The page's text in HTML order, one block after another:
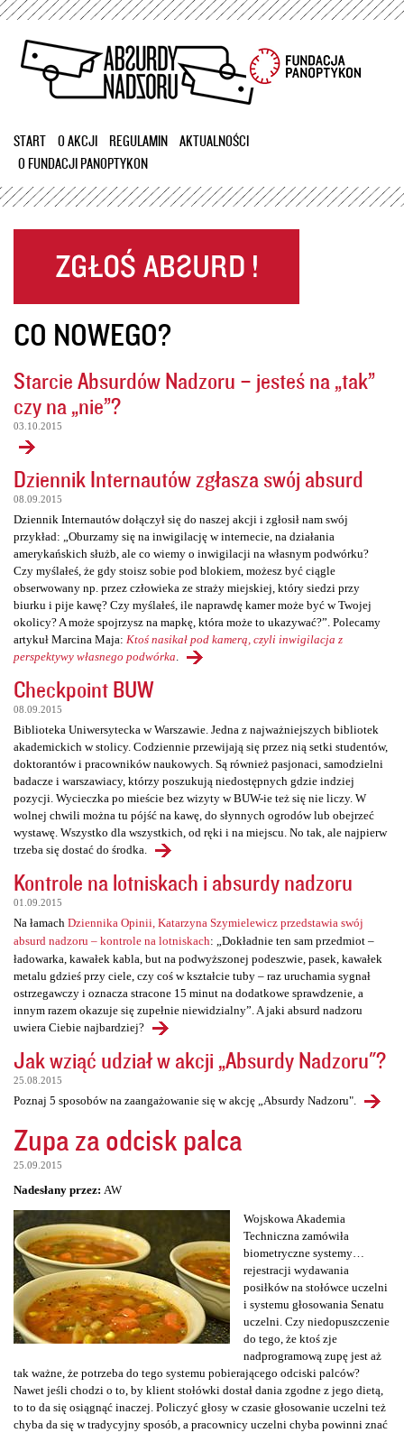
Przejdź
treści
START O AKCJI REGULAMIN
AKTUALNOŚCI
O FUNDACJI PANOPTYKON
CO NOWEGO?
Starcie Absurdów Nadzoru – jesteś na „tak”
czy na „nie”?
03.10.2015
Dziennik Internautów zgłasza swój absurd
08.09.2015
Dziennik Internautów dołączył się do naszej akcji i zgłosił nam swój
przykład: „Oburzamy się na inwigilację w internecie, na działania
amerykańskich służb, ale co wiemy o inwigilacji na własnym podwórku?
Czy myślałeś, że gdy stoisz sobie pod blokiem, możesz być ciągle
obserwowany np. przez człowieka ze straży miejskiej, który siedzi przy
biurku i pije kawę? Czy myślałeś, ile naprawdę kamer może być w Twojej
okolicy? A może spojrzysz na mapkę, która może to ukazywać?”. Polecamy
artykuł Marcina Maja: Ktoś nasikał pod kamerą, czyli inwigilacja z
perspektywy własnego podwórka
Checkpoint BUW
08.09.2015
Biblioteka Uniwersytecka w Warszawie. Jedna z najważniejszych bibliotek
akademickich w stolicy. Codziennie przewijają się przez nią setki studentów,
doktorantów i pracowników naukowych. Są również pasjonaci, samodzielni
badacze i warszawiacy, którzy poszukują niedostępnych gdzie indziej
pozycji. Wycieczka po mieście bez wizyty w BUW-ie też się nie liczy. W
wolnej chwili można tu pójść na kawę, do słynnych ogrodów lub obejrzeć
wystawę. Wszystko dla wszystkich, od ręki i na miejscu. No tak, ale najpierw
trzeba się dostać do środka.
Kontrole na lotniskach i absurdy nadzoru
01.09.2015
Na łamach Dziennika Opinii, Katarzyna Szymielewicz przedstawia swój
absurd nadzoru – kontrole na lotniskach: „Dokładnie ten sam przedmiot –
ładowarka, kawałek kabla, but na podwyższonej podeszwie, pasek, kawałek
metalu gdzieś przy ciele, czy coś w kształcie tuby – raz uruchamia sygnał
ostrzegawczy i oznacza stracone 15 minut na dodatkowe sprawdzenie, a
innym razem okazuje się zupełnie niewidzialny”. A jaki absurd nadzoru
uwiera Ciebie najbardziej?
Jak wziąć udział w akcji „Absurdy Nadzoru"?
25.08.2015
Poznaj 5 sposobów na zaangażowanie się w akcję „Absurdy Nadzoru".
Zupa za odcisk palca
25.09.2015
Nadesłany przez: AW
Wojskowa Akademia
Techniczna zamówiła
biometryczne systemy…
rejestracji wydawania
posiłków na stołówce uczelni
i systemu głosowania Senatu
uczelni. Czy niedopuszczenie
do tego, że ktoś zje
nadprogramową zupę jest aż
tak ważne, że potrzeba do tego systemu pobierającego odciski palców?
Nawet jeśli chodzi o to, by klient stołówki dostał dania zgodne z jego dietą,
to to da się osiągnąć inaczej. Policzyć głosy w czasie głosowanie uczelni też
chyba da się w tradycyjny sposób, a pracownicy uczelni chyba powinni znać